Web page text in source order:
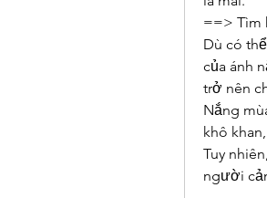
==> Tìm
Dù có
của ánh
trở nên
Nắng
khô
Tuy
người